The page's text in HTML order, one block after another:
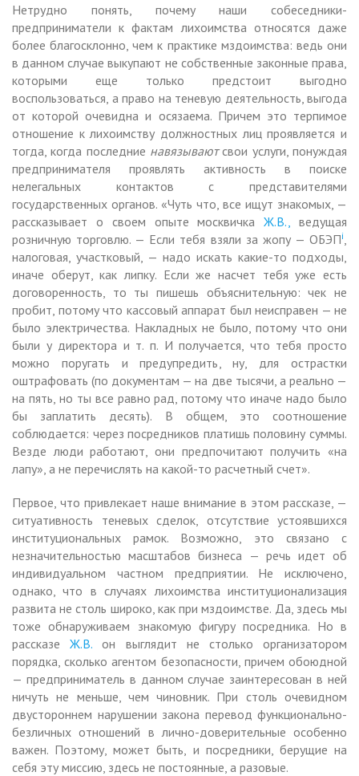
Нетрудно понять, почему наши собеседники-
предприниматели к фактам лихоимства относятся даже
более благосклонно, чем к практике мздоимства: ведь они
в данном случае выкупают не собственные законные права,
которыми еще только предстоит выгодно
воспользоваться, а право на теневую деятельность, выгода
от которой очевидна и осязаема. Причем это терпимое
отношение к лихоимству должностных лиц проявляется и
тогда, когда последние навязываютсвои услуги, понуждая
предпринимателя проявлять активность в поиске
нелегальных контактов с представителями
государственных органов. «Чуть что, все ищут знакомых, —
рассказывает о своем опыте москвичкаЖ.В.,
ведущая
розничную торговлю. — Если тебя взяли за жопу — ОБЭПi
налоговая, участковый, — надо искать какие-то подходы,
иначе оберут, как липку. Если же насчет тебя уже есть
договоренность, то ты пишешь объяснительную: чек не
пробит, потому что кассовый аппарат был неисправен — не
было электричества. Накладных не было, потому что они
были у директора и т. п. И получается, что тебя просто
можно поругать и предупредить, ну, для острастки
оштрафовать (по документам — на две тысячи, а реально —
на пять, но ты все равно рад, потому что иначе надо было
бы заплатить десять). В общем, это соотношение
соблюдается: через посредников платишь половину суммы.
Везде люди работают, они предпочитают получить «на
лапу», а не перечислять на какой-то расчетный счет».
Первое, что привлекает наше внимание в этом рассказе, —
ситуативность теневых сделок, отсутствие устоявшихся
институциональных рамок. Возможно, это связано с
незначительностью масштабов бизнеса — речь идет об
индивидуальном частном предприятии. Не исключено,
однако, что в случаях лихоимства институционализация
развита не столь широко, как при мздоимстве. Да, здесь мы
тоже обнаруживаем знакомую фигуру посредника. Но в
рассказеЖ.В. он выглядит не столько организатором
порядка, сколько агентом безопасности, причем обоюдной
— предприниматель в данном случае заинтересован в ней
ничуть не меньше, чем чиновник. При столь очевидном
двустороннем нарушении закона перевод функционально-
безличных отношений в лично-доверительные особенно
важен. Поэтому, может быть, и посредники, берущие на
себя эту миссию, здесь не постоянные, а разовые.